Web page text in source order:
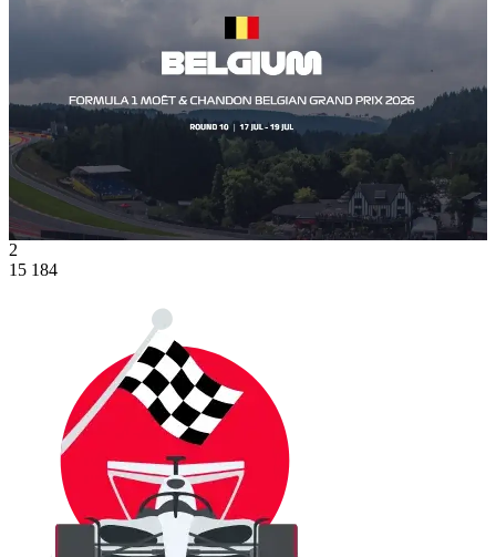
2
15 184